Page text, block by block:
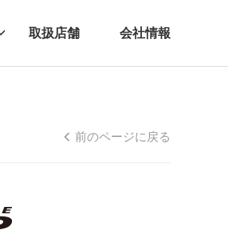
取扱店舗 会社情報
前のページに戻る